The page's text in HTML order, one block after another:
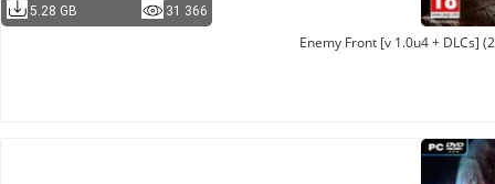
5.28 GB 31 366
Enemy Front [v 1.0u4 + DLCs]